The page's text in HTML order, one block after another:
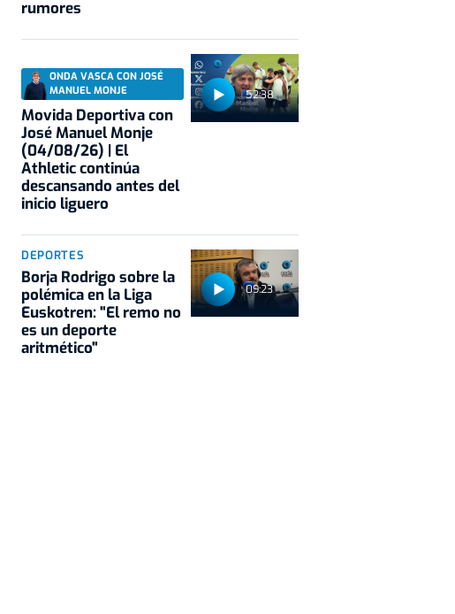
rumores
52:38
ONDA VASCA CON JOSÉ
MANUEL MONJE
Movida Deportiva con
José Manuel Monje
(04/08/26) | El
Athletic continúa
descansando antes del
inicio liguero
09:23
DEPORTES
Borja Rodrigo sobre la
polémica en la Liga
Euskotren: "El remo no
es un deporte
aritmético"